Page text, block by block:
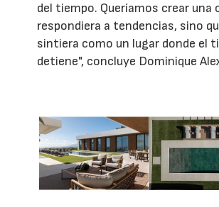
del tiempo. Queríamos crear una
respondiera a tendencias, sino
sintiera como un lugar donde el
detiene", concluye Dominique